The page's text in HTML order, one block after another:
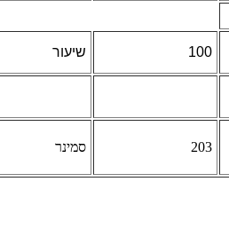
100 שיעור
203 סמינר